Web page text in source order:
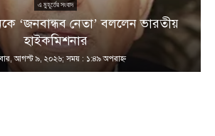
এ মুহূর্তের সংবাদ
‘জনবান্ধব নেতা’ বললেন ভারতীয়
হাইকমিশনার
আগস্ট ৯, ২০২৬; সময় : ১:৪৯ অপরাহ্ণ